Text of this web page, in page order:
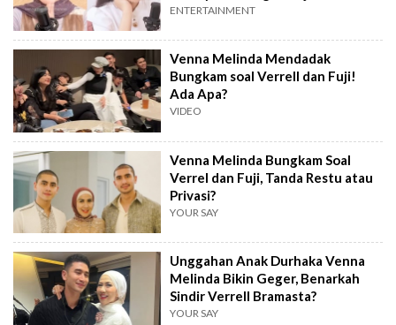
Bramasta
ENTERTAINMENT
Venna Melinda Mendadak
Bungkam soal Verrell dan Fuji!
Ada Apa?
VIDEO
Venna Melinda Bungkam Soal
Verrel dan Fuji, Tanda Restu atau
Privasi?
YOUR SAY
Unggahan Anak Durhaka Venna
Melinda Bikin Geger, Benarkah
Sindir Verrell Bramasta?
YOUR SAY